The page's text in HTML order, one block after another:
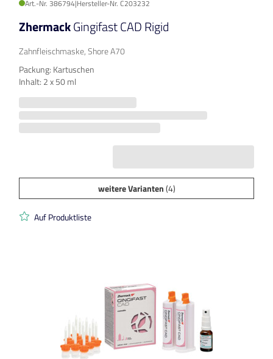
Art.-Nr. 386794|Hersteller-Nr. C203232
ZhermackGingifast CAD Rigid
Zahnfleischmaske, Shore A70
Packung: Kartuschen
Inhalt: 2 x 50 ml
weitere Varianten(4)
Auf Produktliste